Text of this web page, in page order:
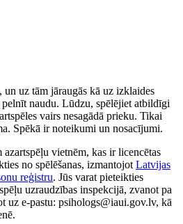
un uz tām jāraugās kā uz izklaides
naudu. Lūdzu, spēlējiet atbildīgi
vairs nesagādā prieku. Tikai
Spēkā ir noteikumi un nosacījumi.
vietnēm, kas ir licencētas
no spēlēšanas, izmantojotLatvijas
reģistru. Jūs varat pieteikties
uzraudzības inspekcijā, zvanot pa
uz e-pastu: psihologs@iaui.gov.lv, kā